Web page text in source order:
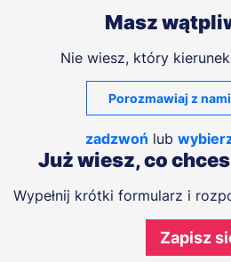
Masz
Nie wiesz, który
Porozmawiaj z
zadzwoń lub
Już wiesz, co
Wypełnij krótki formularz i
Zapisz